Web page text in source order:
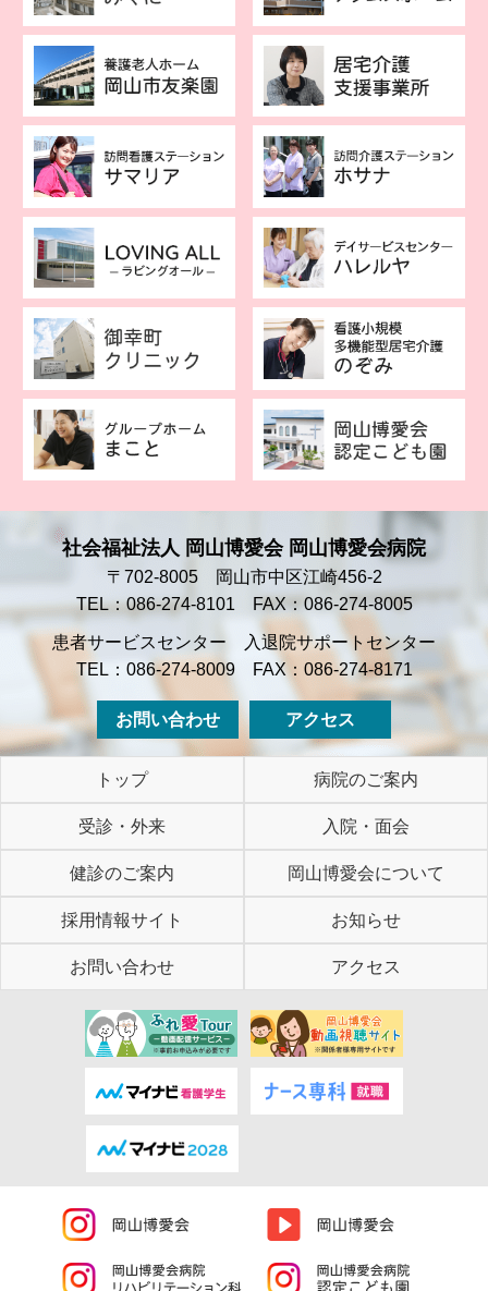
社会福祉法人 岡山博愛会 岡山博愛会病院
〒702-8005 岡山市中区江崎456-2
TEL：086-274-8101 FAX：086-274-8005
患者サービスセンター 入退院サポートセンター
TEL：086-274-8009 FAX：086-274-8171
お問い合わせ アクセス
トップ 病院のご案内
受診・外来 入院・面会
健診のご案内 岡山博愛会について
採用情報サイト お知らせ
お問い合わせ アクセス